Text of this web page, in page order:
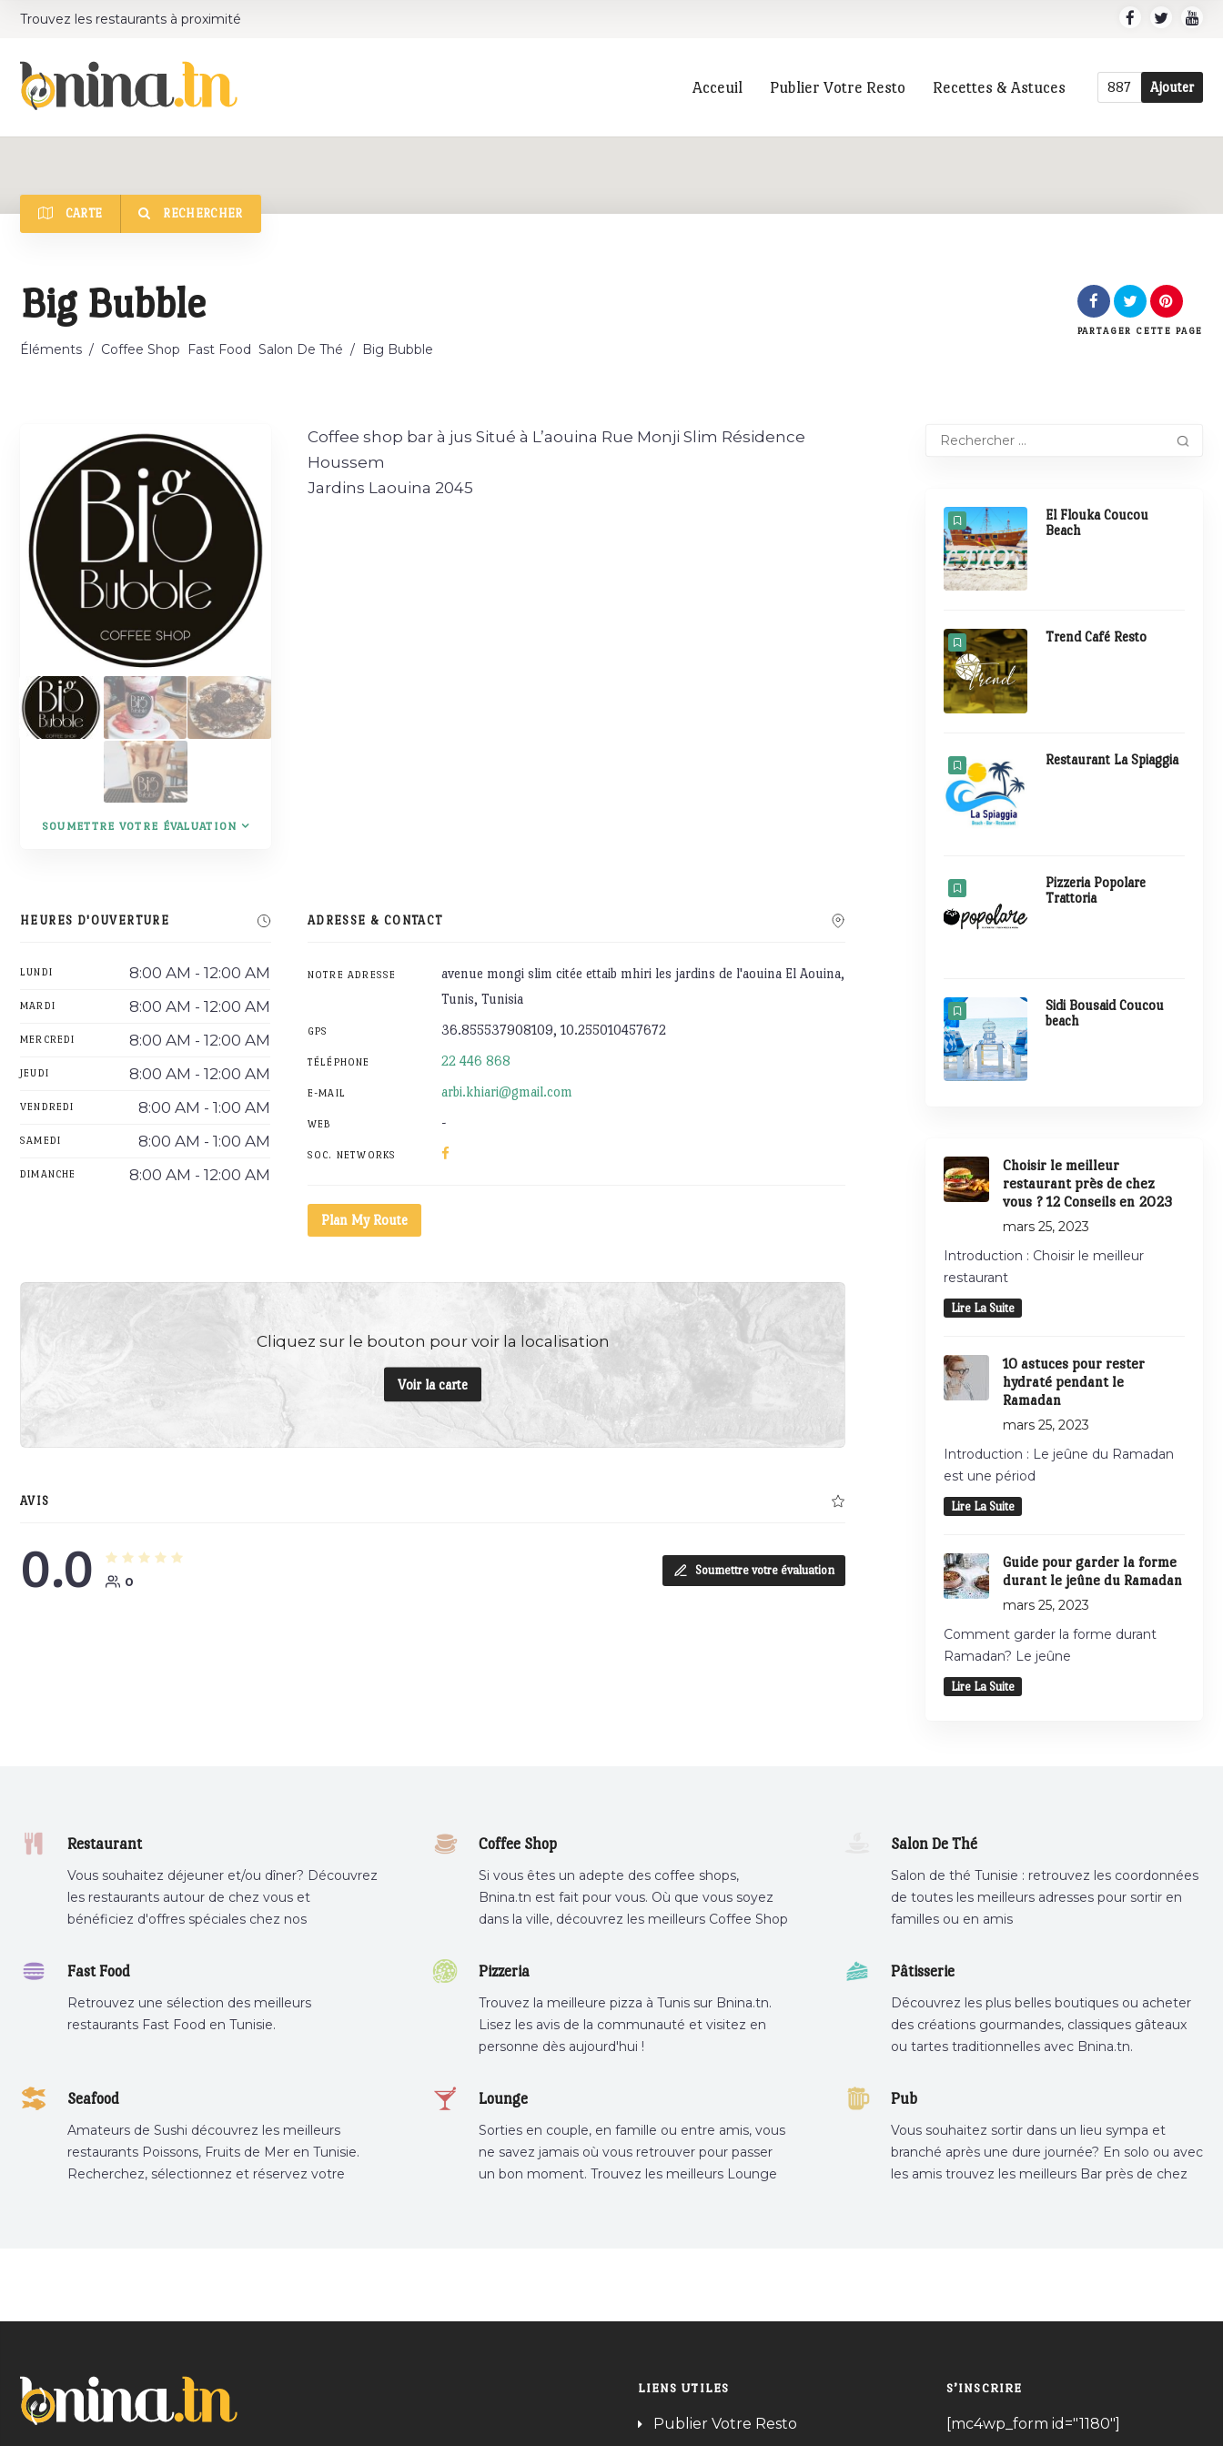
Trouvez les restaurants à proximité
Acceuil Publier Votre Resto Recettes & Astuces 887 Ajouter
CARTE RECHERCHER
Big Bubble
Éléments / Coffee Shop Fast Food Salon De Thé / Big Bubble
PARTAGER CETTE PAGE
SOUMETTRE VOTRE ÉVALUATION
Coffee shop bar à jus Situé à L’aouina Rue Monji Slim Résidence
Houssem
Jardins Laouina 2045
HEURES D'OUVERTURE
LUNDI 8:00 AM - 12:00 AM
MARDI 8:00 AM - 12:00 AM
MERCREDI 8:00 AM - 12:00 AM
JEUDI 8:00 AM - 12:00 AM
VENDREDI 8:00 AM - 1:00 AM
SAMEDI 8:00 AM - 1:00 AM
DIMANCHE 8:00 AM - 12:00 AM
ADRESSE & CONTACT
NOTRE ADRESSE
avenue mongi slim citée ettaib mhiri les jardins de l'aouina El Aouina,
Tunis, Tunisia
GPS 36.855537908109, 10.255010457672
TÉLÉPHONE 22 446 868
E-MAIL arbi.khiari@gmail.com
WEB -
SOC. NETWORKS
Plan My Route
Cliquez sur le bouton pour voir la localisation
Voir la carte
AVIS
0.0 0
Soumettre votre évaluation
El Flouka Coucou
Beach
Trend Café Resto
Restaurant La Spiaggia
Pizzeria Popolare
Trattoria
Sidi Bousaid Coucou
beach
Choisir le meilleur
restaurant près de chez
vous ? 12 Conseils en 2023
mars 25, 2023
Introduction : Choisir le meilleur
restaurant
Lire La Suite
10 astuces pour rester
hydraté pendant le
Ramadan
mars 25, 2023
Introduction : Le jeûne du Ramadan
est une périod
Lire La Suite
Guide pour garder la forme
durant le jeûne du Ramadan
mars 25, 2023
Comment garder la forme durant
Ramadan? Le jeûne
Lire La Suite
Restaurant
Vous souhaitez déjeuner et/ou dîner? Découvrez
les restaurants autour de chez vous et
bénéficiez d'offres spéciales chez nos
Coffee Shop
Si vous êtes un adepte des coffee shops,
Bnina.tn est fait pour vous. Où que vous soyez
dans la ville, découvrez les meilleurs Coffee Shop
Salon De Thé
Salon de thé Tunisie : retrouvez les coordonnées
de toutes les meilleurs adresses pour sortir en
familles ou en amis
Fast Food
Retrouvez une sélection des meilleurs
restaurants Fast Food en Tunisie.
Pizzeria
Trouvez la meilleure pizza à Tunis sur Bnina.tn.
Lisez les avis de la communauté et visitez en
personne dès aujourd'hui !
Pâtisserie
Découvrez les plus belles boutiques ou acheter
des créations gourmandes, classiques gâteaux
ou tartes traditionnelles avec Bnina.tn.
tunis, patisserie tunis, pâtisserie sousse .
Seafood
Amateurs de Sushi découvrez les meilleurs
restaurants Poissons, Fruits de Mer en Tunisie.
Recherchez, sélectionnez et réservez votre
Lounge
Sorties en couple, en famille ou entre amis, vous
ne savez jamais où vous retrouver pour passer
un bon moment. Trouvez les meilleurs Lounge
Pub
Vous souhaitez sortir dans un lieu sympa et
branché après une dure journée? En solo ou avec
les amis trouvez les meilleurs Bar près de chez
LIENS UTILES
Publier Votre Resto
S’INSCRIRE
[mc4wp_form id="1180"]